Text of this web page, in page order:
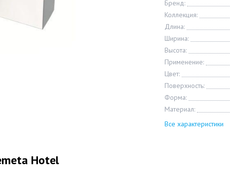
Бренд:
Коллекция:
Длина:
Ширина:
Высота:
Применение:
Цвет:
Поверхность:
Форма:
Материал:
Все характеристики
Hotel